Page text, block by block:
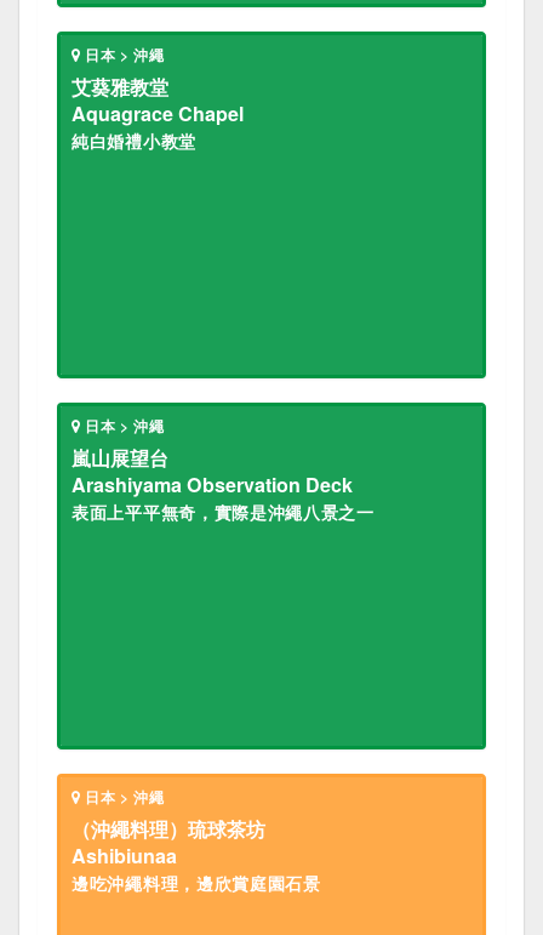
日本 > 沖繩
艾葵雅教堂
Aquagrace Chapel
純白婚禮小教堂
日本 > 沖繩
嵐山展望台
Arashiyama Observation Deck
表面上平平無奇，實際是沖繩八景之一
日本 > 沖繩
（沖繩料理）琉球茶坊
Ashibiunaa
邊吃沖繩料理，邊欣賞庭園石景